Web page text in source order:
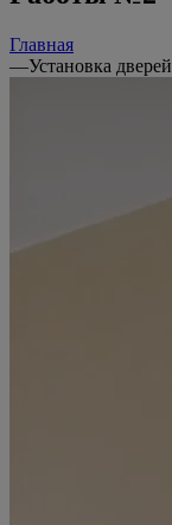
Главная
—Установка